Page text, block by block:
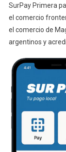
SurPay Primera
el comercio
el comercio de
argentinos y